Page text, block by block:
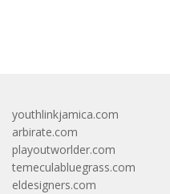
youthlinkjamica.com
arbirate.com
playoutworlder.com
temeculabluegrass.com
eldesigners.com